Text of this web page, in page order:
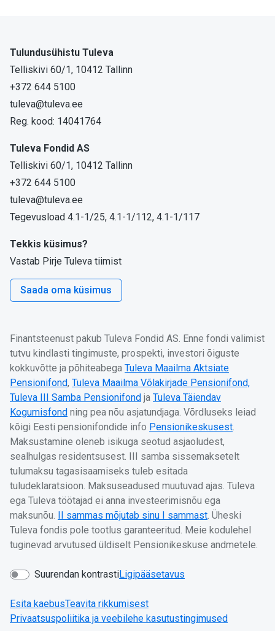
Tulundusühistu Tuleva
Telliskivi 60/1, 10412 Tallinn
+372 644 5100
tuleva@tuleva.ee
Reg. kood: 14041764
Tuleva Fondid AS
Telliskivi 60/1, 10412 Tallinn
+372 644 5100
tuleva@tuleva.ee
Tegevusload 4.1-1/25, 4.1-1/112, 4.1-1/117
Tekkis küsimus?
Vastab Pirje Tuleva tiimist
Saada oma küsimus
Finantsteenust pakub Tuleva Fondid AS. Enne fondi valimist
tutvu kindlasti tingimuste, prospekti, investori õiguste
kokkuvõtte ja põhiteabega Tuleva Maailma Aktsiate
Pensionifond, Tuleva Maailma Võlakirjade Pensionifond,
Tuleva III Samba Pensionifond ja Tuleva Täiendav
Kogumisfond ning pea nõu asjatundjaga. Võrdluseks leiad
kõigi Eesti pensionifondide info Pensionikeskusest.
Maksustamine oleneb isikuga seotud asjaoludest,
sealhulgas residentsusest. III samba sissemaksetelt
tulumaksu tagasisaamiseks tuleb esitada
tuludeklaratsioon. Maksuseadused muutuvad ajas. Tuleva
ega Tuleva töötajad ei anna investeerimisnõu ega
maksunõu. II sammas mõjutab sinu I sammast. Üheski
Tuleva fondis pole tootlus garanteeritud. Meie kodulehel
tuginevad arvutused üldiselt Pensionikeskuse andmetele.
Suurendan kontrastiLigipääsetavus
Esita kaebusTeavita rikkumisest
Privaatsuspoliitika ja veebilehe kasutustingimused